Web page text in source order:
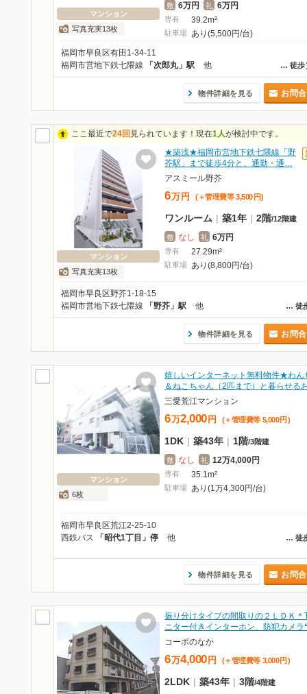
マンション
写真充実13枚
敷 6万円 礼 6万円
専有 39.2m²
駐車場 あり(5,500円/台)
福岡市早良区有田1-34-11
… 徒歩
福岡市営地下鉄七隈線 「次郎丸」駅 他
物件詳細を見る お問
ここ最近で24回 見られています！現在1人が検討中です。
マンション
写真充実13枚
★築浅★福岡市営地下鉄七隈線「野
芥駅」まで徒歩4分と、通勤・通…
アスミール野芥
6万 円 (＋管理費等 3,500 円)
ワンルーム | 築1年 | 2階/12階建
敷 なし 礼 6万円
専有 27.29m²
駐車場 あり(8,800円/台)
福岡市早良区野芥1-18-15
… 徒
福岡市営地下鉄七隈線 「野芥」駅 他
物件詳細を見る お問
マンション
6枚
嬉しいインターネット無料物件★わん
＆ねこちゃん（2匹まで）と暮らせる
三愛荒江マンション
6万2,000 円 (＋管理費等 5,000 円 )
1DK | 築43年 | 1階/3階建
敷 なし 礼 12万4,000円
専有 35.1m²
駐車場 あり(1万4,300円/台)
福岡市早良区荒江2-25-10
… 徒
西鉄バス 「昭代1丁目」停 他
物件詳細を見る お問
振り分けタイプの間取りの２ＬＤＫ＊
ニター付きインターホン、防犯カメ
コーポのなか
6万4,000 円 (＋管理費等 3,000 円 )
2LDK | 築43年 | 3階/4階建